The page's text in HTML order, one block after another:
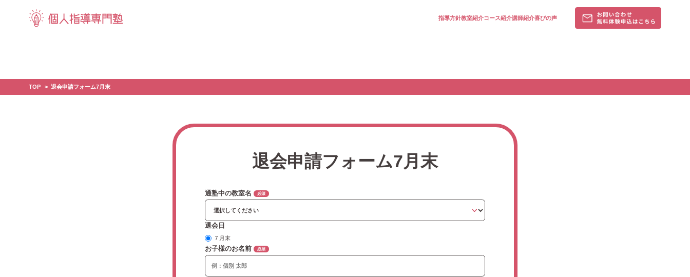
指導方針教室紹介コース紹介講師紹介喜びの声
TOP 退会申請フォーム7月末
退会申請フォーム7月末
通塾中の教室名 必須
退会日
７月末
お子様のお名前 必須